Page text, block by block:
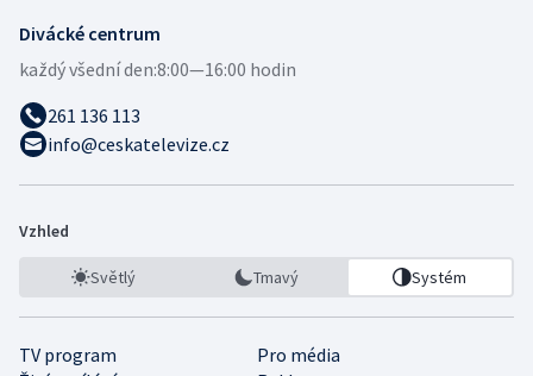
Divácké centrum
každý všední den:8:00—16:00 hodin
261 136 113
info@ceskatelevize.cz
Vzhled
Světlý Tmavý Systém
TV program
Pro média